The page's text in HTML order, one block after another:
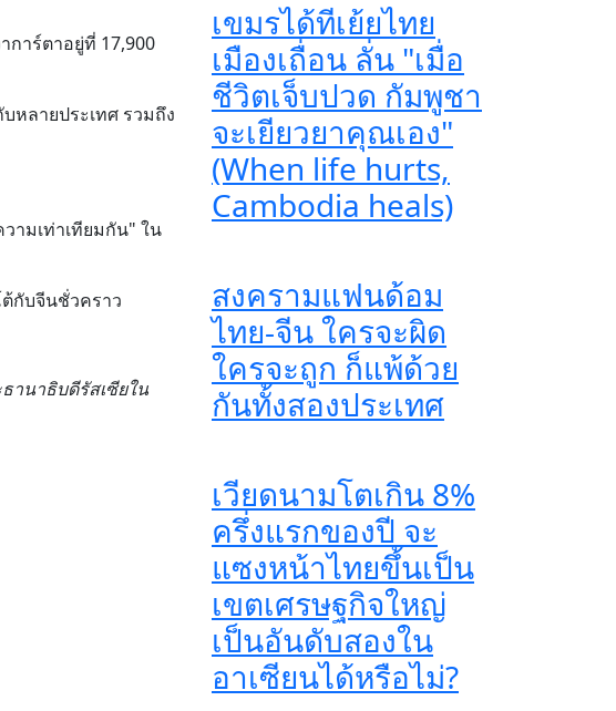
าร์ตาอยู่ที่ 17,900
หลายประเทศ รวมถึง
ามเท่าเทียมกัน" ใน
กับจีนชั่วคราว
านาธิบดีรัสเซียใน
เขมรได้ทีเย้ยไทย
เมืองเถื่อน ลั่น "เมื่อ
ชีวิตเจ็บปวด กัมพูชา
จะเยียวยาคุณเอง"
(When life hurts,
Cambodia heals)
สงครามแฟนด้อม
ไทย-จีน ใครจะผิด
ใครจะถูก ก็แพ้ด้วย
กันทั้งสองประเทศ
เวียดนามโตเกิน 8%
ครึ่งแรกของปี จะ
แซงหน้าไทยขึ้นเป็น
เขตเศรษฐกิจใหญ่
เป็นอันดับสองใน
อาเซียนได้หรือไม่?